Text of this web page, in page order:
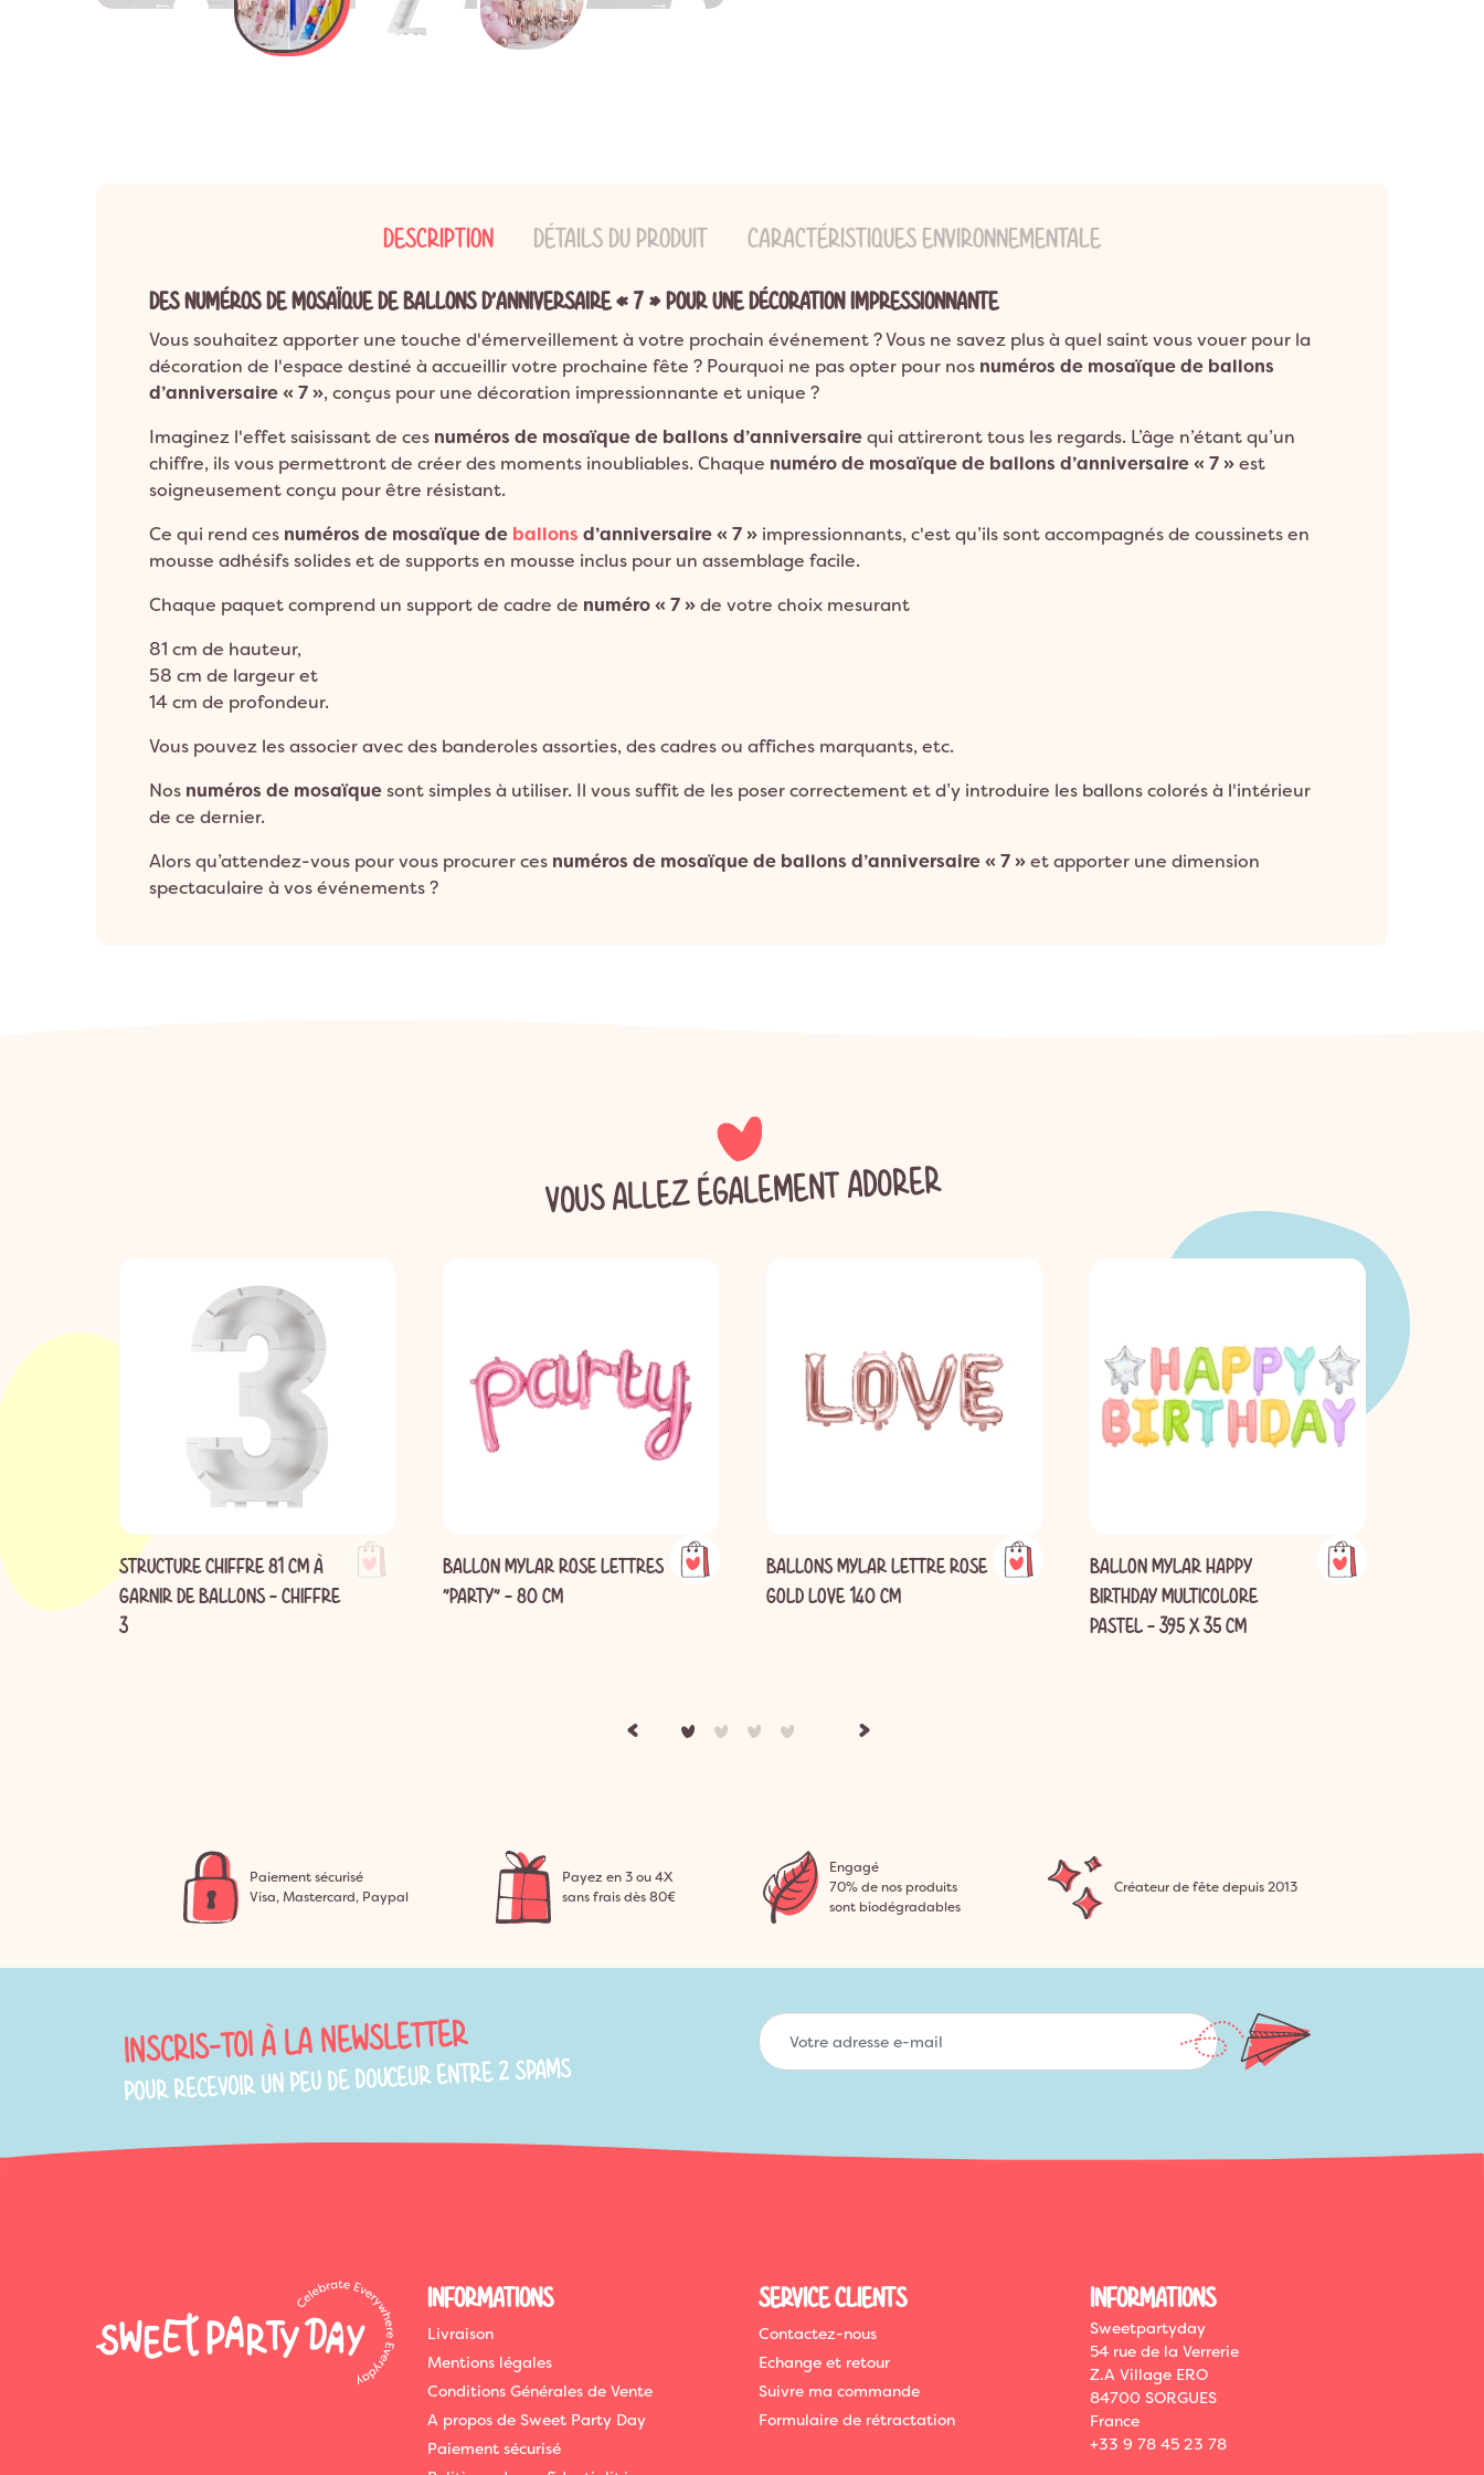
Décoration Années 80 & Disco
Décoration Hip Hop
Décoration Bohème
Décoration Champêtre
Décoration Fête foraine
Anniversaire 8 ans
Anniversaire 9 ans
 
DESCRIPTION DÉTAILS DU PRODUIT CARACTÉRISTIQUES ENVIRONNEMENTALE
DES NUMÉROS DE MOSAÏQUE DE BALLONS D’ANNIVERSAIRE « 7 » POUR UNE DÉCORATION IMPRESSIONNANTE
Vous souhaitez apporter une touche d'émerveillement à votre prochain événement ? Vous ne savez plus à quel saint vous vouer pour la
décoration de l'espace destiné à accueillir votre prochaine fête ? Pourquoi ne pas opter pour nos numéros de mosaïque de ballons
d’anniversaire « 7 », conçus pour une décoration impressionnante et unique ?
Imaginez l'effet saisissant de ces numéros de mosaïque de ballons d’anniversairequi attireront tous les regards. L’âge n’étant qu’un
chiffre, ils vous permettront de créer des moments inoubliables. Chaque numéro de mosaïque de ballons d’anniversaire « 7 »est
soigneusement conçu pour être résistant.
Ce qui rend ces numéros de mosaïque de ballons d’anniversaire « 7 » impressionnants, c'est qu’ils sont accompagnés de coussinets en
mousse adhésifs solides et de supports en mousse inclus pour un assemblage facile.
Chaque paquet comprend un support de cadre de numéro « 7 »de votre choix mesurant
81 cm de hauteur,
58 cm de largeur et
14 cm de profondeur.
Vous pouvez les associer avec des banderoles assorties, des cadres ou affiches marquants, etc.
Nos numéros de mosaïquesont simples à utiliser. Il vous suffit de les poser correctement et d’y introduire les ballons colorés à l'intérieur
de ce dernier.
Alors qu’attendez-vous pour vous procurer ces numéros de mosaïque de ballons d’anniversaire « 7 »et apporter une dimension
spectaculaire à vos événements ?
VOUS ALLEZ ÉGALEMENT ADORER
STRUCTURE CHIFFRE 81 CM À
GARNIR DE BALLONS - CHIFFRE
3
BALLON MYLAR ROSE LETTRES
"PARTY" - 80 CM
BALLONS MYLAR LETTRE ROSE
GOLD LOVE 140 CM
BALLON MYLAR HAPPY
BIRTHDAY MULTICOLORE
PASTEL - 395 X 35 CM
Paiement sécurisé
Visa, Mastercard, Paypal
Payez en 3 ou 4X
sans frais dès 80€
Engagé
70% de nos produits
sont biodégradables
Créateur de fête depuis 2013
INSCRIS-TOI À LA NEWSLETTER
POUR RECEVOIR UN PEU DE DOUCEUR ENTRE 2 SPAMS
INFORMATIONS
Livraison
Mentions légales
Conditions Générales de Vente
A propos de Sweet Party Day
Paiement sécurisé
SERVICE CLIENTS
Contactez-nous
Echange et retour
Suivre ma commande
Formulaire de rétractation
INFORMATIONS
Sweetpartyday
54 rue de la Verrerie
Z.A Village ERO
84700 SORGUES
France
+33 9 78 45 23 78